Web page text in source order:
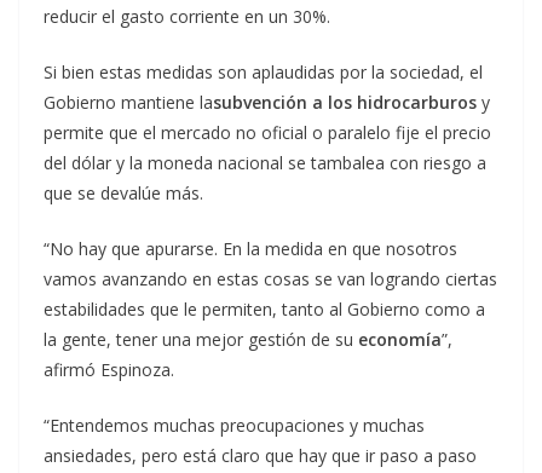
reducir el gasto corriente en un 30%.
Si bien estas medidas son aplaudidas por la sociedad, el
Gobierno mantiene lasubvención a los hidrocarburos y
permite que el mercado no oficial o paralelo fije el precio
del dólar y la moneda nacional se tambalea con riesgo a
que se devalúe más.
“No hay que apurarse. En la medida en que nosotros
vamos avanzando en estas cosas se van logrando ciertas
estabilidades que le permiten, tanto al Gobierno como a
la gente, tener una mejor gestión de su economía”,
afirmó Espinoza.
“Entendemos muchas preocupaciones y muchas
ansiedades, pero está claro que hay que ir paso a paso